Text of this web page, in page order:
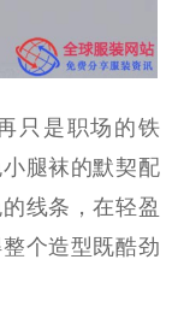
只是职场的铁
腿袜的默契配
线条，在轻盈
个造型既酷劲